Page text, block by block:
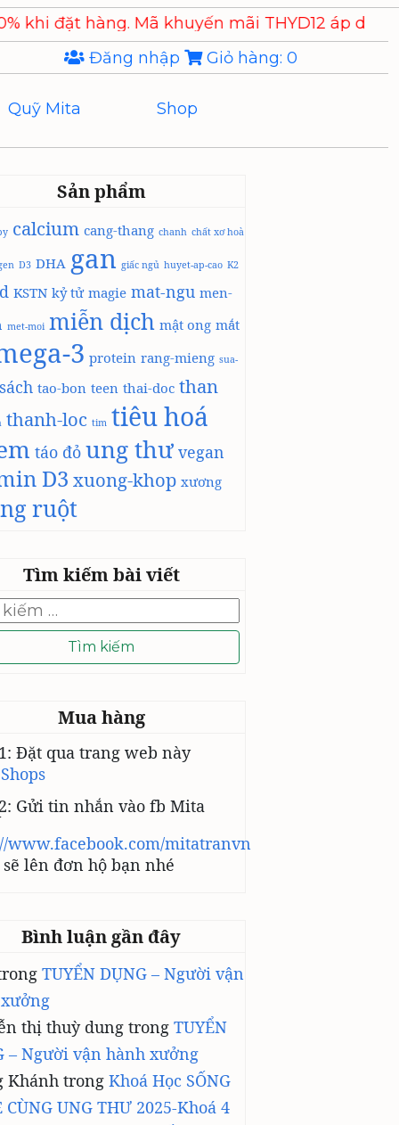
mãi THYD12 áp dụng 10% cho các sản
Đăng nhập
Giỏ hàng: 0
Quỹ Mita Shop
Sản phẩm
calcium cang-thang chanh chất xơ hoà
D3 DHA gan giấc ngủ huyet-ap-cao K2
KSTN kỷ tử magie mat-ngu men-
met-moi miễn dịch mật ong mắt
3 protein rang-mieng sua-
sách tao-bon teen thai-doc than
thanh-loc tim tiêu hoá
táo đỏ ung thư vegan
D3 xuong-khop xương
ruột
Tìm kiếm bài viết
Mua hàng
Đặt qua trang web này
Gửi tin nhắn vào fb Mita
www.facebook.com/mitatranvn
sẽ lên đơn hộ bạn nhé
Bình luận gần đây
TUYỂN DỤNG – Người vận
thị thuỳ dung trong TUYỂN
– Người vận hành xưởng
Khánh trong Khoá Học SỐNG
CÙNG UNG THƯ 2025-Khoá 4